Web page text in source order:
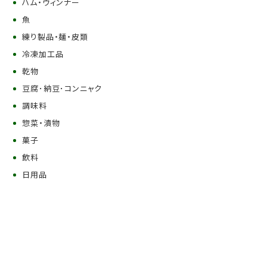
魚
練り製品・麺・皮類
冷凍加工品
乾物
豆腐･納豆･コンニャク
調味料
惣菜・漬物
菓子
飲料
日用品